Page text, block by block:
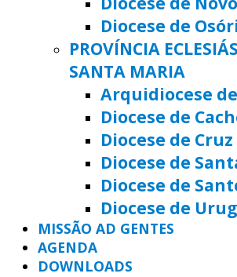
Diocese de
PROVÍNCIA
SANTA MARIA
Arquidiocese
Diocese de
Diocese de
Diocese de
Diocese de
Diocese de
MISSÃO AD GENTES
AGENDA
DOWNLOADS